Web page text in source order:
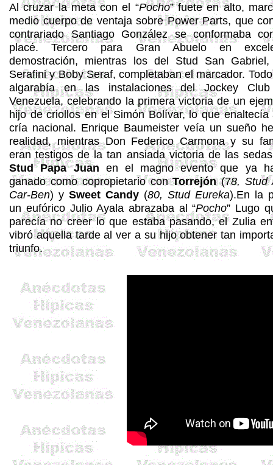
Al cruzar la meta con el “Pocho”fuete en alto,
medio cuerpo de ventaja sobrePower Parts, que
contrariado Santiago González se conformaba
placé. Tercero para Gran Abuelo en
demostración, mientras los del Stud San
SerafiniyBoby Seraf, completaban el marcador.
algarabíaen las instalaciones del Jockey
Venezuela, celebrando la primera victoria de un
hijo de criollos en el Simón Bolívar, lo que enaltecía
cría nacional. Enrique Baumeister veía un sueño
realidad, mientras Don Federico Carmona y su
eran testigos de la tan ansiada victoria de las
Stud Papa Juan en el magno evento que ya
ganado como copropietario conTorrejón(78, Stud
Car-Ben) ySweet Candy (80, Stud Eureka).En la
un eufórico Julio Ayala abrazaba al “Pocho” Lugo
parecía no creer lo que estaba pasando, el Zulia
vibró aquella tarde al ver a su hijo obtener tan
triunfo.